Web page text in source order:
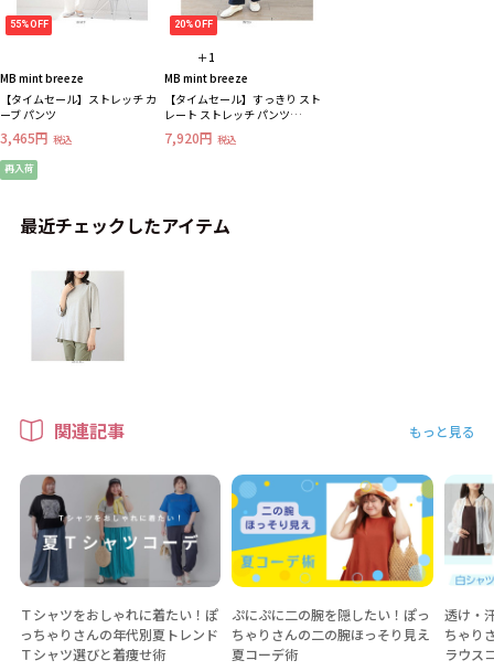
55%OFF
MB mint breeze
【タイムセール】ストレッチ カ
ーブ パンツ
3,465円 税込
再入荷
20%OFF
＋1
MB mint breeze
【タイムセール】すっきり スト
レート ストレッチ パンツ
LL/3L/4L/5L/6L MB mint breeze
ミントブリーズ
7,920円 税込
最近チェックしたアイテム
関連記事 もっと見る
Ｔシャツをおしゃれに着たい！ぽ
っちゃりさんの年代別夏トレンド
Ｔシャツ選びと着痩せ術
ぷにぷに二の腕を隠したい！ぽっ
ちゃりさんの二の腕ほっそり見え
夏コーデ術
透け・
ちゃり
ラウス